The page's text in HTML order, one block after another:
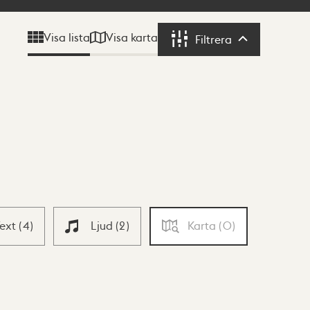
Visa lista Visa karta Filtrera Filtrera
(4) Ljud (2) Karta (0)